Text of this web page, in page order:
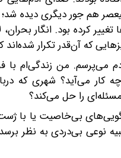
هم جور دیگری دیده
کرده بود. انگار بحران،
که آن‌قدر تکرار شده‌اند
مدام چیزی را از خودم می‌پرسم.
کار می‌آید؟ شهری که
را حل می‌کند؟
بی‌خاصیت یا با
نوعی بی‌دردی به نظر